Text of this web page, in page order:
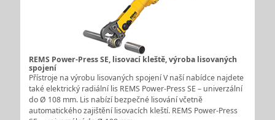
REMS Power-Press SE, lisovací kleště, výroba lisovaných
spojení
Přístroje na výrobu lisovaných spojení V naší nabídce najdete
také elektrický radiální lis REMS Power-Press SE – univerzální
do Ø 108 mm. Lis nabízí bezpečné lisování včetně
automatického zajištění lisovacích kleští. REMS Power-Press